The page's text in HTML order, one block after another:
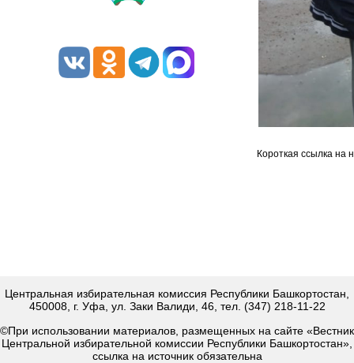
Короткая ссылка на
Центральная избирательная комиссия Республики Башкортостан,
450008, г. Уфа, ул. Заки Валиди, 46, тел. (347) 218-11-22
©При использовании материалов, размещенных на сайте «Вестник
Центральной избирательной комиссии Республики Башкортостан»,
ссылка на источник обязательна